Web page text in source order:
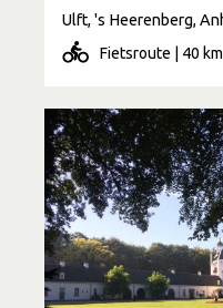
Fietsroute | 40 km